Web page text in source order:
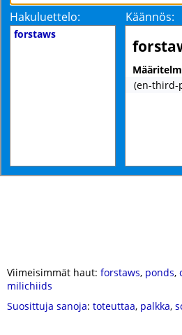
Hakuluettelo: Käännös:
forstaws
(en-third-
Viimeisimmät haut: forstaws, ponds,
milichiids
Suosittuja sanoja: toteuttaa, palkka,